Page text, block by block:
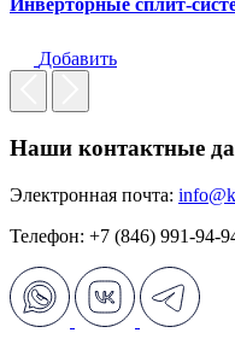
Инверторные сплит-
Добавить
Наши контактные
Электронная почта:
Телефон: +7 (846) 991-94-